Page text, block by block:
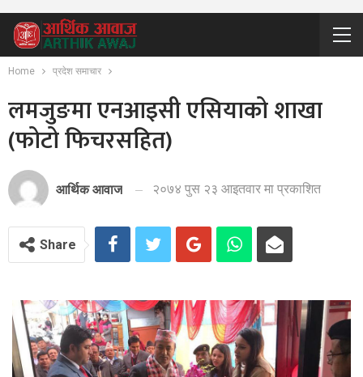
Home प्रदेश समाचार
लमजुङमा एनआइसी एसियाको शाखा
(फोटो फिचरसहित)
आर्थिक आवाज २०७४ पुस २३ आइतवार मा प्रकाशित
Share